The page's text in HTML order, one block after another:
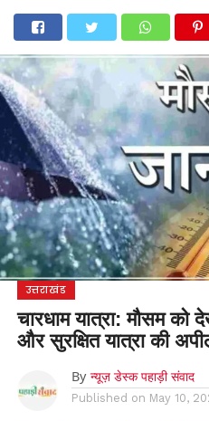
उत्तराखंडअल्मोड़ाउत्तरकाशीउधम सिंह
देहरादून
नैनीताल पिथौरागढ़ पौड़ी गढ़वाल
मनोरंजन
उत्तराखंड
चारधाम यात्रा: मौसम को
और सुरक्षित यात्रा की
By न्यूज़ डेस्क पहाड़ी संवाद
Published on May 10,